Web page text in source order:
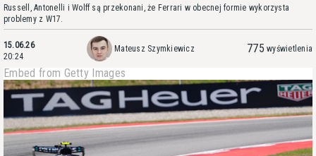
Russell, Antonelli i Wolff są przekonani, że Ferrari w obecnej formie wykorzysta
problemy z W17.
15.06.26
20:24
Mateusz Szymkiewicz 775 wyświetlenia
Embed from Getty Images